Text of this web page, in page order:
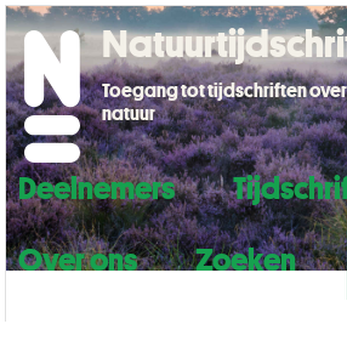
Deelnemers
Over ons
Zoeken
Toegang tot tijdschriften
natuur